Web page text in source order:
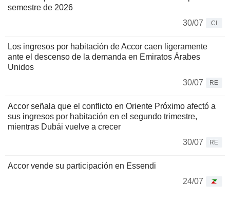
semestre de 2026
30/07
CI
Los ingresos por habitación de Accor caen ligeramente
ante el descenso de la demanda en Emiratos Árabes
Unidos
30/07
RE
Accor señala que el conflicto en Oriente Próximo afectó a
sus ingresos por habitación en el segundo trimestre,
mientras Dubái vuelve a crecer
30/07
RE
Accor vende su participación en Essendi
24/07